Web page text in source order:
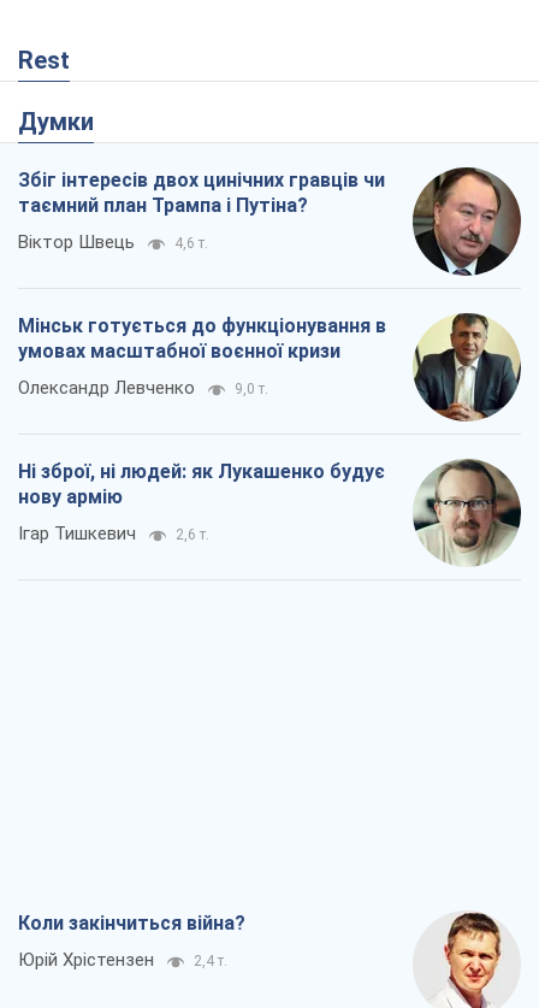
Rest
Думки
Збіг інтересів двох цинічних гравців чи
таємний план Трампа і Путіна?
Віктор Швець 4,6 т.
Мінськ готується до функціонування в
умовах масштабної воєнної кризи
Олександр Левченко 9,0 т.
Ні зброї, ні людей: як Лукашенко будує
нову армію
Ігар Тишкевич 2,6 т.
Коли закінчиться війна?
Юрій Хрістензен 2,4 т.